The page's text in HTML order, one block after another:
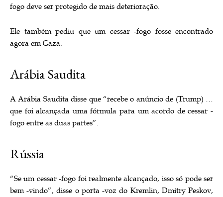
fogo deve ser protegido de mais deterioração.
Ele também pediu que um cessar -fogo fosse encontrado
agora em Gaza.
Arábia Saudita
A Arábia Saudita disse que “recebe o anúncio de (Trump) …
que foi alcançada uma fórmula para um acordo de cessar -
fogo entre as duas partes”.
Rússia
“Se um cessar -fogo foi realmente alcançado, isso só pode ser
bem -vindo”, disse o porta -voz do Kremlin, Dmitry Peskov,